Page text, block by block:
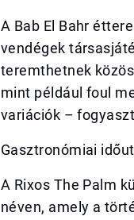
A Bab El Bahr
vendégek
teremthetnek
mint például foul
variációk –
Gasztronómiai
A Rixos The Palm
néven, amely a